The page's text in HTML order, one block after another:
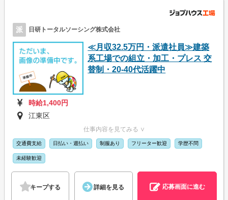
派 日研トータルソーシング株式会社
≪月収32.5万円・派遣社員≫建築
系工場での組立・加工・プレス 交
替制・20-40代活躍中
時給1,400円
江東区
仕事内容を見てみる ∨
交通費支給 日払い・週払い 制服あり フリーター歓迎 学歴不問
未経験歓迎
キープする 詳細を見る 応募画面に進む